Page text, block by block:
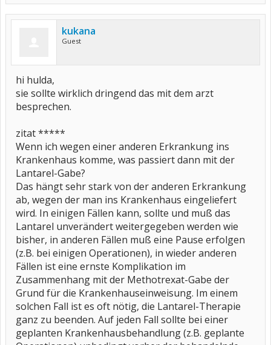
kukana
Guest
hi hulda,
sie sollte wirklich dringend das mit dem arzt
besprechen.
zitat *****
Wenn ich wegen einer anderen Erkrankung ins
Krankenhaus komme, was passiert dann mit der
Lantarel-Gabe?
Das hängt sehr stark von der anderen Erkrankung
ab, wegen der man ins Krankenhaus eingeliefert
wird. In einigen Fällen kann, sollte und muß das
Lantarel unverändert weitergegeben werden wie
bisher, in anderen Fällen muß eine Pause erfolgen
(z.B. bei einigen Operationen), in wieder anderen
Fällen ist eine ernste Komplikation im
Zusammenhang mit der Methotrexat-Gabe der
Grund für die Krankenhauseinweisung. Im einem
solchen Fall ist es oft nötig, die Lantarel-Therapie
ganz zu beenden. Auf jeden Fall sollte bei einer
geplanten Krankenhausbehandlung (z.B. geplante